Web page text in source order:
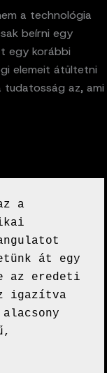
a technológia
beírni egy
egy korábbi
elemeit átültetni
tudatosság az, ami
a
át egy
az eredeti
igazítva